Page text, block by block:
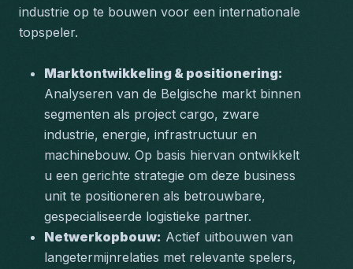
industrie op te bouwen voor een internationale
topspeler.
Marktontwikkeling & positionering:
Analyseren van de Belgische markt binnen
segmenten als project cargo, zware
industrie, energie, infrastructuur en
machinebouw. Op basis hiervan ontwikkelt
u een gerichte strategie om deze business
unit te positioneren als betrouwbare,
gespecialiseerde logistieke partner.
Netwerkopbouw: Actief uitbouwen van
langetermijnrelaties met relevante spelers,